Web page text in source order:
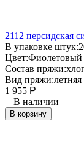
2112 персидская
В упаковке штук:
Цвет:Фиолетовый
Состав пряжи:
Вид пряжи:летняя
1 955 Р
В наличии
В корзину